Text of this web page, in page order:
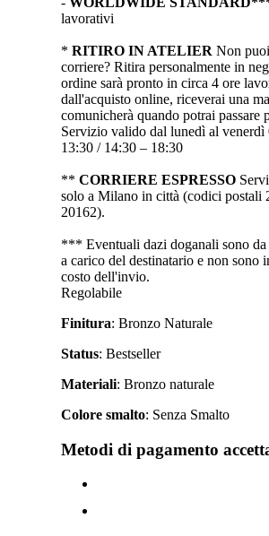
lavorativi
* RITIRO IN ATELIER Non
corriere? Ritira personalmente in
ordine sarà pronto in circa 4 ore
dall'acquisto online, riceverai una
comunicherà quando potrai passare
Servizio valido dal lunedì al venerdì
13:30 / 14:30 – 18:30
** CORRIERE ESPRESSO
solo a Milano in città (codici postali
20162).
*** Eventuali dazi doganali sono da
a carico del destinatario e non sono
costo dell'invio.
Regolabile
Finitura: Bronzo Naturale
Status: Bestseller
Materiali: Bronzo naturale
Colore smalto: Senza Smalto
Metodi di pagamento